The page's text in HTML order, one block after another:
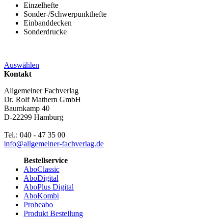
Einzelhefte
Sonder-/Schwerpunkthefte
Einbanddecken
Sonderdrucke
Auswählen
Kontakt
Allgemeiner Fachverlag
Dr. Rolf Mathern GmbH
Baumkamp 40
D-22299 Hamburg
Tel.: 040 - 47 35 00
info@allgemeiner-fachverlag.de
Bestellservice
AboClassic
AboDigital
AboPlus Digital
AboKombi
Probeabo
Produkt Bestellung